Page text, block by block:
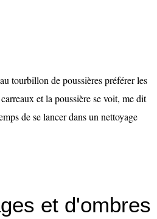
tourbillon de poussières préférer les
et la poussière se voit, me dit
de se lancer dans un nettoyage
et d'ombres